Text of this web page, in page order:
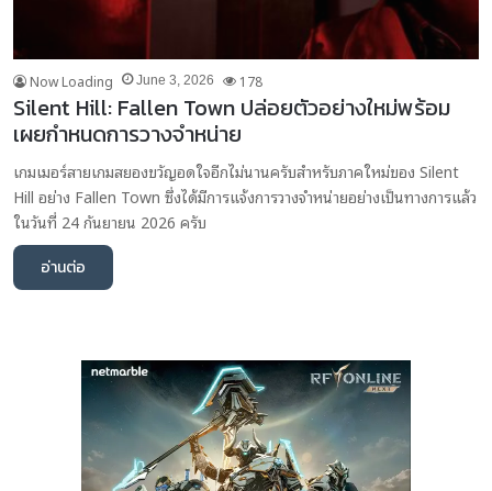
Now Loading June 3, 2026 178
Silent Hill: Fallen Town ปล่อยตัวอย่างใหม่พร้อม
เผยกำหนดการวางจำหน่าย
เกมเมอร์สายเกมสยองขวัญอดใจอีกไม่นานครับสำหรับภาคใหม่ของ Silent
Hill อย่าง Fallen Town ซึ่งได้มีการแจ้งการวางจำหน่ายอย่างเป็นทางการแล้ว
ในวันที่ 24 กันยายน 2026 ครับ
อ่านต่อ